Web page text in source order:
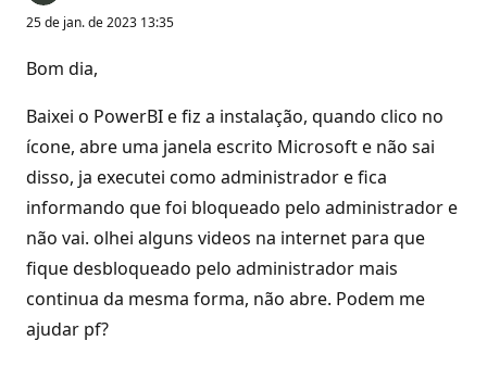
25 de jan. de 2023 13:35
Bom dia,
Baixei o PowerBI e fiz a instalação, quando clico no
ícone, abre uma janela escrito Microsoft e não sai
disso, ja executei como administrador e fica
informando que foi bloqueado pelo administrador e
não vai. olhei alguns videos na internet para que
fique desbloqueado pelo administrador mais
continua da mesma forma, não abre. Podem me
ajudar pf?